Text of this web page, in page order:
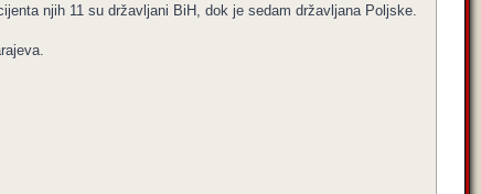
njih 11 su državljani BiH, dok je sedam državljana Poljske.